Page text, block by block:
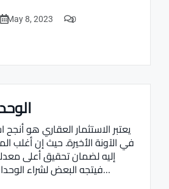
May 8, 2023 0
يعتبر الاستثمار العقاري هو أنجح
في الآونة الأخيرة. حيث إن أغلب
إليه لضمان تحقيق أعلى
فيتجه البعض لشراء الوحدات السكنية بغرض…